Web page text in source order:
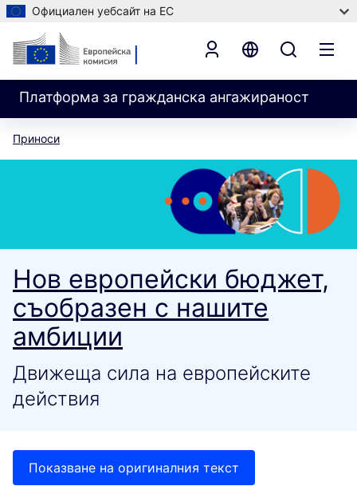
Официален уебсайт на ЕС
Платформа за гражданска ангажираност
Приноси
Нов европейски бюджет,
съобразен с нашите
амбиции
Движеща сила на европейските
действия
Показване на оригиналния текст